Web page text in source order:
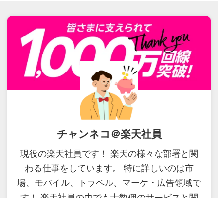
チャンネコ＠楽天社員
現役の楽天社員です！ 楽天の様々な部署と関
わる仕事をしています。 特に詳しいのは市
場、モバイル、トラベル、マーケ・広告領域で